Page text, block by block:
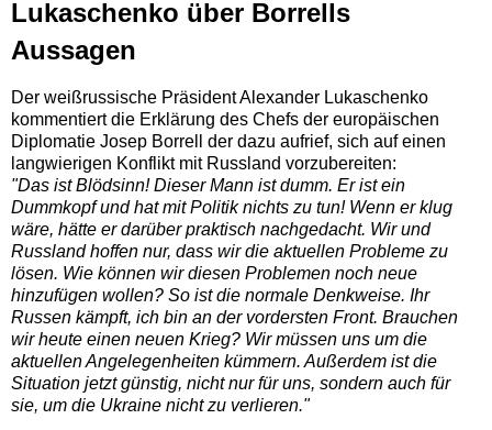
Lukaschenko über Borrells
Aussagen
Der weißrussische Präsident Alexander Lukaschenko
kommentiert die Erklärung des Chefs der europäischen
Diplomatie Josep Borrell der dazu aufrief, sich auf einen
langwierigen Konflikt mit Russland vorzubereiten:
"Das ist Blödsinn! Dieser Mann ist dumm. Er ist ein
Dummkopf und hat mit Politik nichts zu tun! Wenn er klug
wäre, hätte er darüber praktisch nachgedacht. Wir und
Russland hoffen nur, dass wir die aktuellen Probleme zu
lösen. Wie können wir diesen Problemen noch neue
hinzufügen wollen? So ist die normale Denkweise. Ihr
Russen kämpft, ich bin an der vordersten Front. Brauchen
wir heute einen neuen Krieg? Wir müssen uns um die
aktuellen Angelegenheiten kümmern. Außerdem ist die
Situation jetzt günstig, nicht nur für uns, sondern auch für
sie, um die Ukraine nicht zu verlieren."